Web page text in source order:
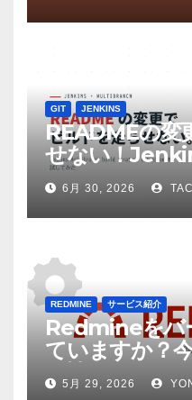
GIT JENKINS
READMEの変
せない！
build strategy
してみた
6月 30, 2026
REDMINE サービス紹介
Redmineをバ
ていますか？
要性
5月 29, 2026